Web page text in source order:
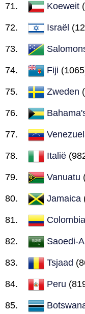
Koeweit
Israël
Fiji
Zweden
Italië
Vanuatu
Jamaica
Colombia
Saoedi-
Tsjaad
Peru